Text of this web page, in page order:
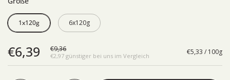
1x120g 6x120g
€6,39 €9,36
€2,97 günstiger bei uns im Vergleich €5,33 / 100g